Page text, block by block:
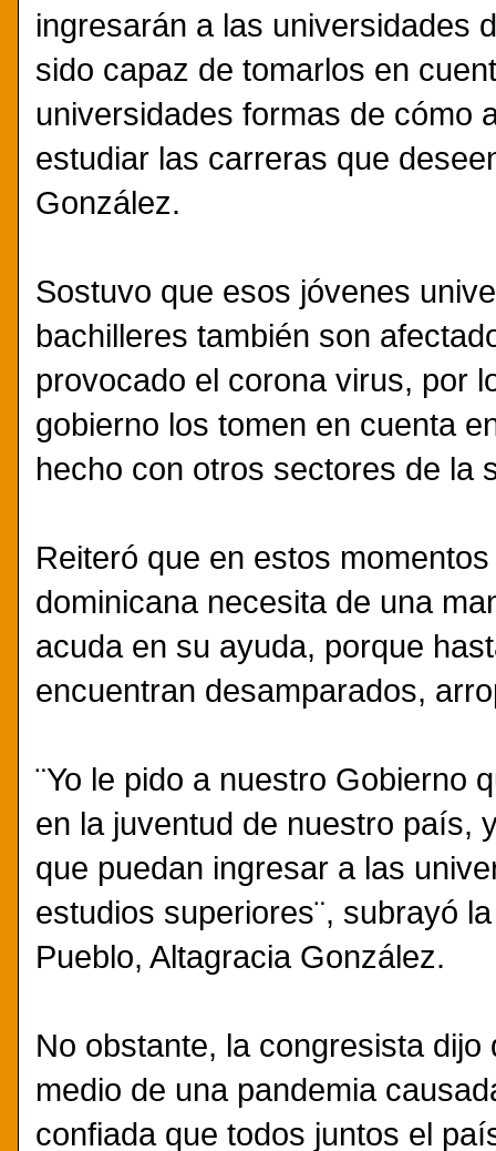
ingresarán a las universidades
sido capaz de tomarlos en
universidades formas de cómo
estudiar las carreras que
González.
Sostuvo que esos jóvenes
bachilleres también son
provocado el corona virus, por
gobierno los tomen en cuenta
hecho con otros sectores de la
Reiteró que en estos
dominicana necesita de una
acuda en su ayuda, porque
encuentran desamparados,
¨Yo le pido a nuestro Gobierno
en la juventud de nuestro país,
que puedan ingresar a las
estudios superiores¨, subrayó
Pueblo, Altagracia González.
No obstante, la congresista
medio de una pandemia
confiada que todos juntos el